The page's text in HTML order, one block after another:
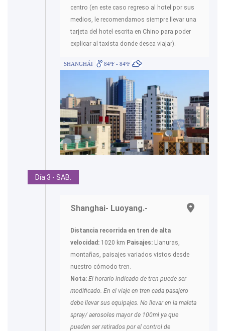
centro (en este caso regreso al hotel por sus
medios, le recomendamos siempre llevar una
tarjeta del hotel escrita en Chino para poder
explicar al taxista donde desea viajar).
SHANGHÁI 84ºF - 84ºF
Día 3 - SAB.
Shanghai- Luoyang.-
Distancia recorrida en tren de alta
velocidad: 1020 km Paisajes: Llanuras,
montañas, paisajes variados vistos desde
nuestro cómodo tren.
Nota: El horario indicado de tren puede ser
modificado. En el viaje en tren cada pasajero
debe llevar sus equipajes. No llevar en la maleta
spray/ aerosoles mayor de 100ml ya que
pueden ser retirados por el control de